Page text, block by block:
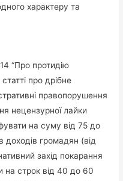
характеру та
“Про протидію
про дрібне
правопорушення
нецензурної лайки
на суму від 75 до
доходів громадян (від
захід покарання
на строк від 40 до 60